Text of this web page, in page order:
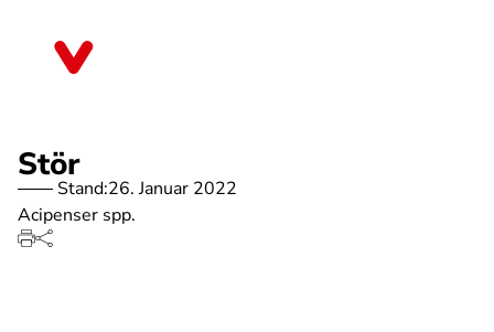
Stör
Stand:26. Januar 2022
Acipenser spp.